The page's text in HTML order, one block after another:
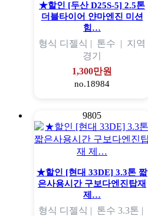
★할인 [두산 D25S-5] 2.5톤
더블타이어 얀마엔진 미션
힘…
형식 디젤식 | 톤수 | 지역
경기
1,300만원
no.18984
9805
★할인 [현대 33DE] 3.3톤 짧
은사용시간 구보다엔진탑재
제…
형식 디젤식 | 톤수 3.3톤 |